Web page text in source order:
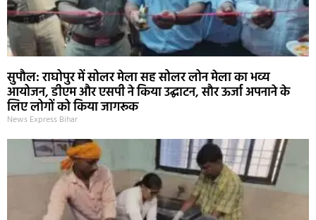
सुपौल: राघोपुर में सोलर मेला सह सोलर लोन मेला का भव्य
आयोजन, डीएम और एसपी ने किया उद्घाटन, सौर ऊर्जा अपनाने के
लिए लोगों को किया जागरूक
News Express Bihar